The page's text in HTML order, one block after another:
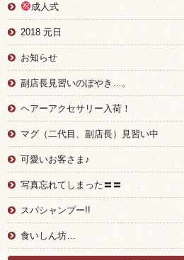
成人式
2018 元日
お知らせ
副店長見習いのぼやき…。
ヘアーアクセサリー入荷！
マグ（二代目、副店長）見習い中
可愛いお客さま♪
写真忘れてしまった〓〓
スパシャンプー!!
食いしん坊…